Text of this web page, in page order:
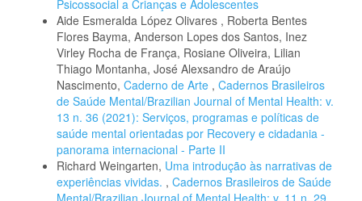
Psicossocial a Crianças e Adolescentes
Aide Esmeralda López Olivares , Roberta Bentes
Flores Bayma, Anderson Lopes dos Santos, Inez
Virley Rocha de França, Rosiane Oliveira, Lilian
Thiago Montanha, José Alexsandro de Araújo
Nascimento, Caderno de Arte , Cadernos Brasileiros
de Saúde Mental/Brazilian Journal of Mental Health: v.
13 n. 36 (2021): Serviços, programas e políticas de
saúde mental orientadas por Recovery e cidadania -
panorama internacional - Parte II
Richard Weingarten, Uma introdução às narrativas de
experiências vividas. , Cadernos Brasileiros de Saúde